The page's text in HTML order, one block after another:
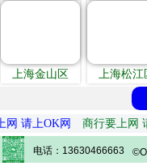
上海金山区 上海松江
网 请上OK网 商行要上网
电话：13630466663